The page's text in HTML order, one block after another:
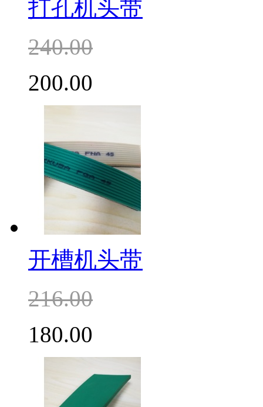
打孔机头带
240.00
200.00
开槽机头带
216.00
180.00